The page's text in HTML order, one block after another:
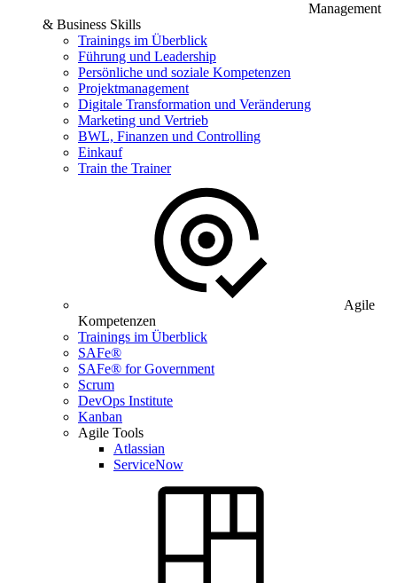
Management
& Business Skills
Trainings im Überblick
Führung und Leadership
Persönliche und soziale Kompetenzen
Projektmanagement
Digitale Transformation und Veränderung
Marketing und Vertrieb
BWL, Finanzen und Controlling
Einkauf
Train the Trainer
Agile
Kompetenzen
Trainings im Überblick
SAFe®
SAFe® for Government
Scrum
DevOps Institute
Kanban
Agile Tools
Atlassian
ServiceNow